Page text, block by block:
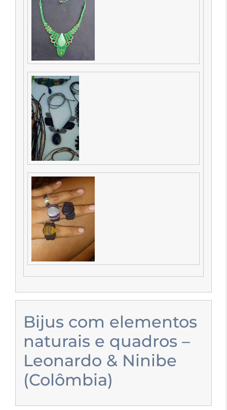
Bijus com elementos
naturais e quadros –
Leonardo & Ninibe
(Colômbia)